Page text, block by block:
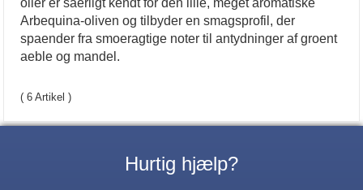
Arbequina-oliven og tilbyder en smagsprofil, der
spaender fra smoeragtige noter til antydninger af groent
aeble og mandel.
( 6 Artikel )
Hurtig hjælp?